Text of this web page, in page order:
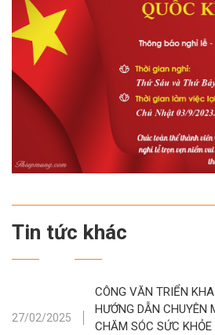
Tin tức khác
27/02/2025
CÔNG VĂN TRIỂN
HƯỚNG DẪN CHUYÊN
CHĂM SÓC SỨC